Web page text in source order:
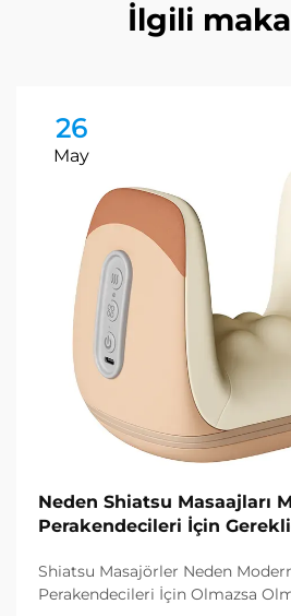
İlgili
26
May
Neden Shiatsu Masaajları
Perakendecileri İçin
Shiatsu Masajörler Neden
Perakendecileri İçin Olmazsa